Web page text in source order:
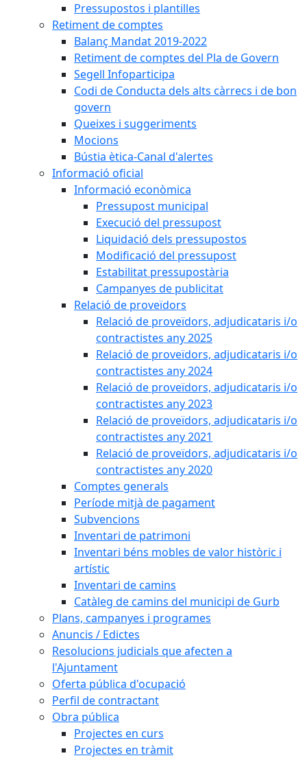
Pressupostos i plantilles
Retiment de comptes
Balanç Mandat 2019-2022
Retiment de comptes del Pla de Govern
Segell Infoparticipa
Codi de Conducta dels alts càrrecs i de bon
govern
Queixes i suggeriments
Mocions
Bústia ètica-Canal d'alertes
Informació oficial
Informació econòmica
Pressupost municipal
Execució del pressupost
Liquidació dels pressupostos
Modificació del pressupost
Estabilitat pressupostària
Campanyes de publicitat
Relació de proveïdors
Relació de proveïdors, adjudicataris i/o
contractistes any 2025
Relació de proveïdors, adjudicataris i/o
contractistes any 2024
Relació de proveïdors, adjudicataris i/o
contractistes any 2023
Relació de proveïdors, adjudicataris i/o
contractistes any 2021
Relació de proveïdors, adjudicataris i/o
contractistes any 2020
Comptes generals
Període mitjà de pagament
Subvencions
Inventari de patrimoni
Inventari béns mobles de valor històric i
artístic
Inventari de camins
Catàleg de camins del municipi de Gurb
Plans, campanyes i programes
Anuncis / Edictes
Resolucions judicials que afecten a
l'Ajuntament
Oferta pública d'ocupació
Perfil de contractant
Obra pública
Projectes en curs
Projectes en tràmit